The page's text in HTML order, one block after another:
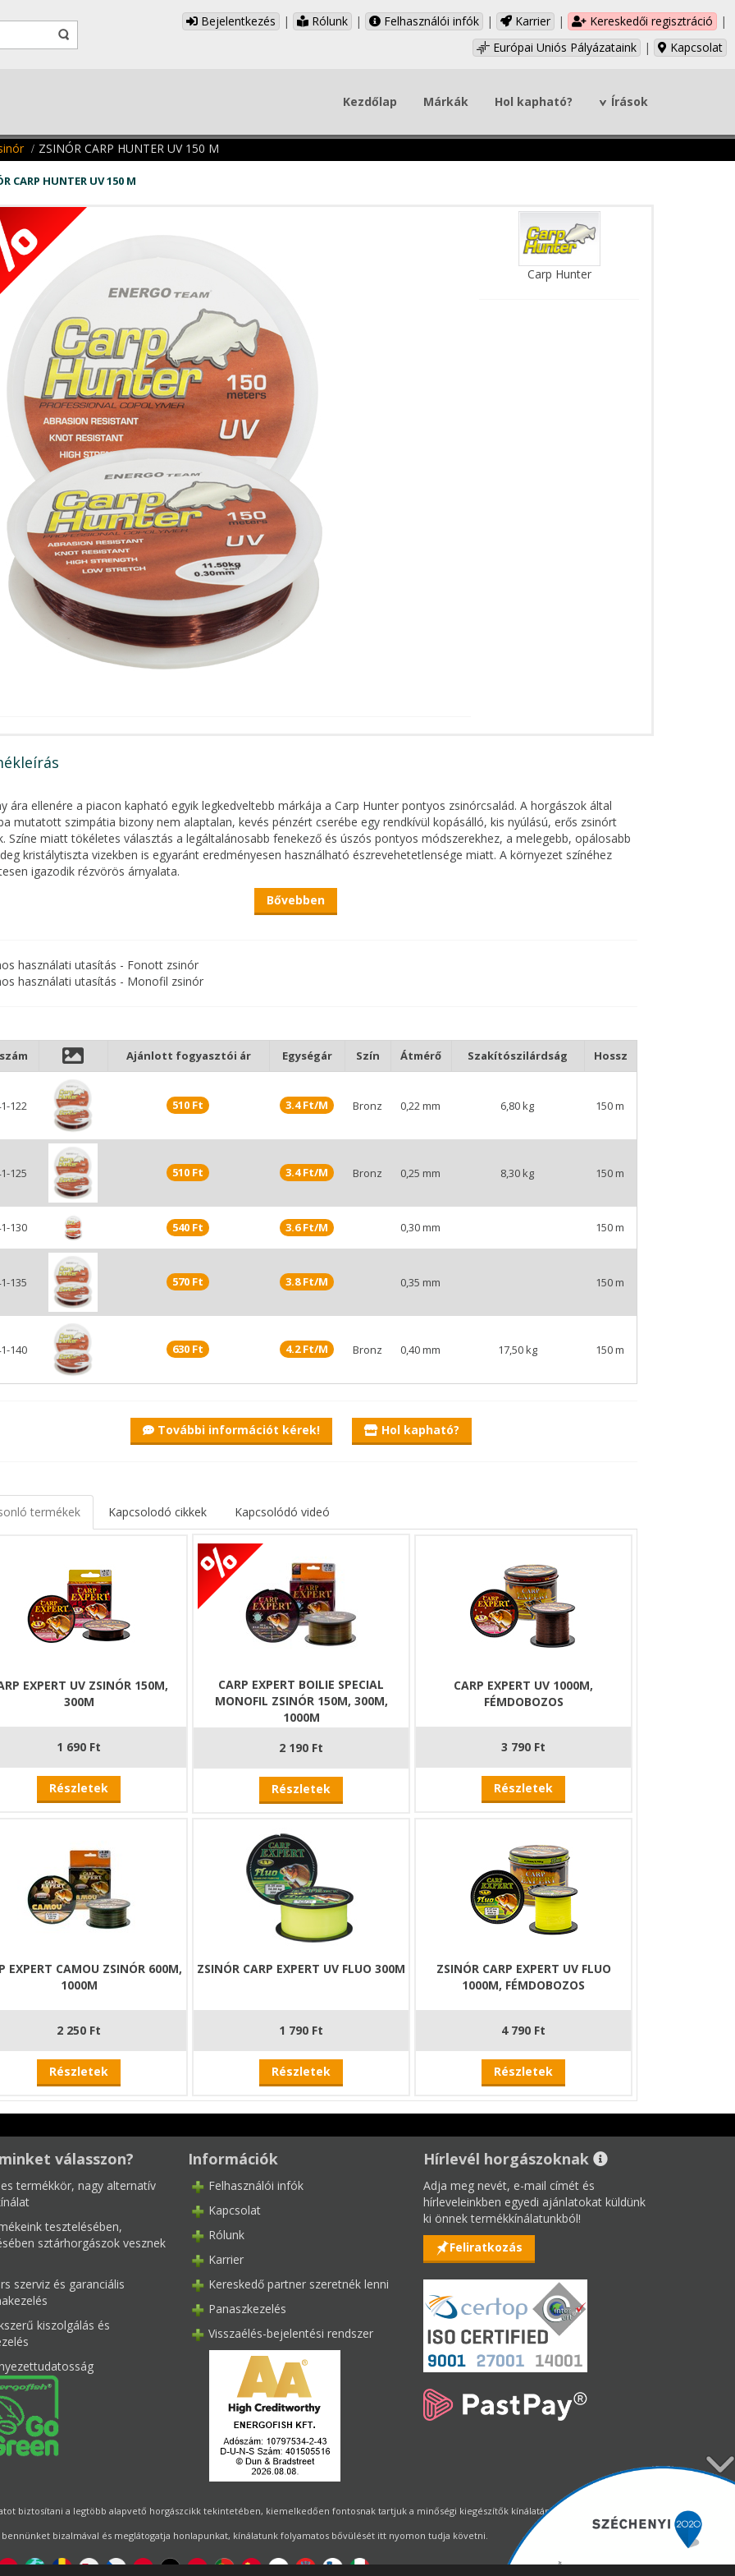
Bejelentkezés | Rólunk | Felhasználói infók | Karrier | Kereskedői regisztráció
|
Európai Uniós Pályázataink
| Kapcsolat
Kezdőlap Márkák Hol kapható? Írások
ZSINÓR CARP HUNTER UV 150 M
CARP HUNTER UV 150 M
Carp Hunter
ára ellenére a piacon kapható egyik legkedveltebb márkája a Carp Hunter pontyos zsinórcsalád. A horgászok által
mutatott szimpátia bizony nem alaptalan, kevés pénzért cserébe egy rendkívül kopásálló, kis nyúlású, erős zsinórt
Színe miatt tökéletes választás a legáltalánosabb fenekező és úszós pontyos módszerekhez, a melegebb, opálosabb
kristálytiszta vizekben is egyaránt eredményesen használható észrevehetetlensége miatt. A környezet színéhez
igazodik rézvörös árnyalata.
Bővebben
használati utasítás - Fonott zsinór
használati utasítás - Monofil zsinór
Ajánlott fogyasztói ár Egységár Szín Átmérő Szakítószilárdság Hossz
122 510 Ft 3.4 Ft/M Bronz 0,22 mm 6,80 kg 150 m
125 510 Ft 3.4 Ft/M Bronz 0,25 mm 8,30 kg 150 m
130 540 Ft 3.6 Ft/M 0,30 mm 150 m
135 570 Ft 3.8 Ft/M 0,35 mm 150 m
140 630 Ft 4.2 Ft/M Bronz 0,40 mm 17,50 kg 150 m
További információt kérek! Hol kapható?
termékek Kapcsolodó cikkek Kapcsolódó videó
EXPERT UV ZSINÓR 150M,
300M
1 690 Ft
Részletek
CARP EXPERT BOILIE SPECIAL
MONOFIL ZSINÓR 150M, 300M,
1000M
2 190 Ft
Részletek
CARP EXPERT UV 1000M,
FÉMDOBOZOS
3 790 Ft
Részletek
EXPERT CAMOU ZSINÓR 600M,
1000M
2 250 Ft
Részletek
ZSINÓR CARP EXPERT UV FLUO 300M
1 790 Ft
Részletek
ZSINÓR CARP EXPERT UV FLUO
1000M, FÉMDOBOZOS
4 790 Ft
Részletek
válasszon?
termékkör, nagy alternatív
tesztelésében,
sztárhorgászok vesznek
szerviz és garanciális
kiszolgálás és
Információk
Felhasználói infók
Kapcsolat
Rólunk
Karrier
Kereskedő partner szeretnék lenni
Panaszkezelés
Visszaélés-bejelentési rendszer
Hírlevél horgászoknak
Adja meg nevét, e-mail címét és
hírleveleinkben egyedi ajánlatokat küldünk
ki önnek termékkínálatunkból!
Feliratkozás
biztosítani a legtöbb alapvető horgászcikk tekintetében, kiemelkedően fontosnak tartjuk a minőségi kiegészítők kínálatának állandó biztosítását.
bizalmával és meglátogatja honlapunkat, kínálatunk folyamatos bővülését itt nyomon tudja követni.